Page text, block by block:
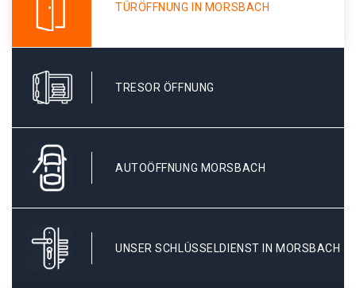
TÜRÖFFNUNG IN MORSBACH
TRESOR ÖFFNUNG
AUTOÖFFNUNG MORSBACH
UNSER SCHLÜSSELDIENST IN MORSBACH